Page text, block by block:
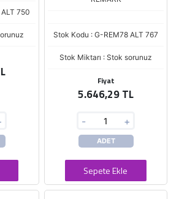
750
Stok Kodu : G-REM78 ALT 767
Stok Miktarı : Stok sorunuz
Fiyat
5.646,29 TL
- +
ADET
Sepete Ekle